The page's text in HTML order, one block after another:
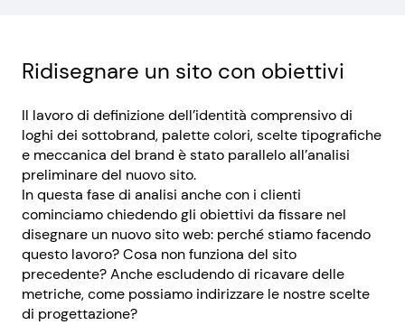
Ridisegnare un sito con obiettivi
Il lavoro di definizione dell’identità comprensivo di
loghi dei sottobrand, palette colori, scelte tipografiche
e meccanica del brand è stato parallelo all’analisi
preliminare del nuovo sito.
In questa fase di analisi anche con i clienti
cominciamo chiedendo gli obiettivi da fissare nel
disegnare un nuovo sito web: perché stiamo facendo
questo lavoro? Cosa non funziona del sito
precedente? Anche escludendo di ricavare delle
metriche, come possiamo indirizzare le nostre scelte
di progettazione?